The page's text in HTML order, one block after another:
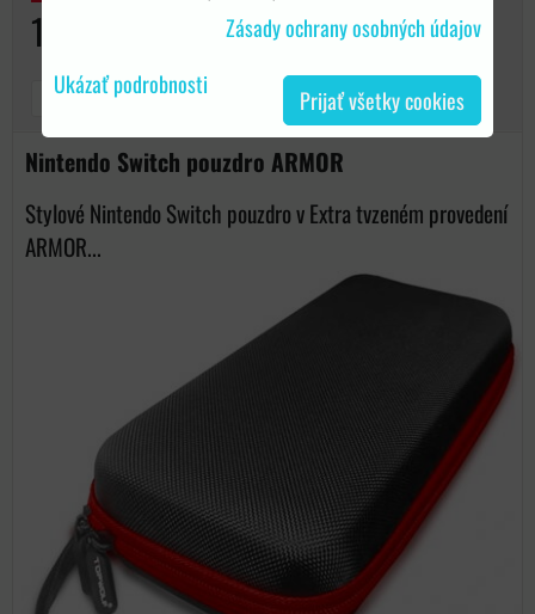
15 €
ks DO KOŠÍKA
Nintendo Switch pouzdro ARMOR
Stylové Nintendo Switch pouzdro v Extra tvzeném provedení
ARMOR...
Zásady ochrany osobných údajov
Ukázať podrobnosti
Prijať všetky cookies